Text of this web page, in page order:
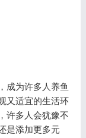
为许多人养鱼
又适宜的生活环
许多人会犹豫不
是添加更多元